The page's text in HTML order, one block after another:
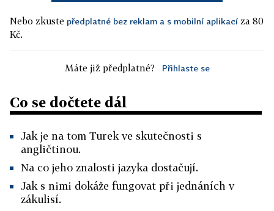
Nebo zkuste předplatné bez reklam a s mobilní aplikací za 80
Kč.
Máte již předplatné? Přihlaste se
Co se dočtete dál
Jak je na tom Turek ve skutečnosti s
angličtinou.
Na co jeho znalosti jazyka dostačují.
Jak s nimi dokáže fungovat při jednáních v
zákulisí.